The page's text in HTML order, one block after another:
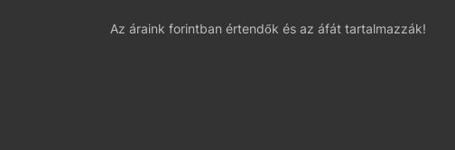
Az áraink forintban értendők és az áfát tartalmazzák!